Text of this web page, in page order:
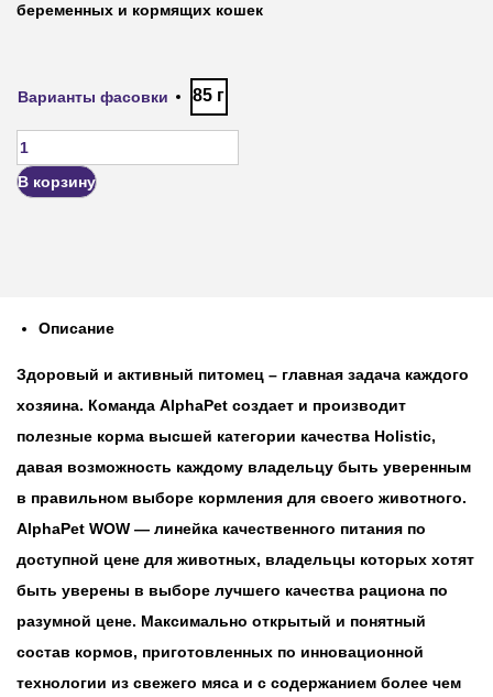
беременных и кормящих кошек
Варианты фасовки 85 г
В корзину
Описание
Здоровый и активный питомец – главная задача каждого
хозяина. Команда AlphaPet создает и производит
полезные корма высшей категории качества Holistiс,
давая возможность каждому владельцу быть уверенным
в правильном выборе кормления для своего животного.
AlphaPet WOW — линейка качественного питания по
доступной цене для животных, владельцы которых хотят
быть уверены в выборе лучшего качества рациона по
разумной цене. Максимально открытый и понятный
состав кормов, приготовленных по инновационной
технологии из свежего мяса и с содержанием более чем